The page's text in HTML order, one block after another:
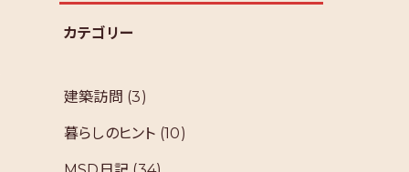
カテゴリー
建築訪問 (3)
暮らしのヒント (10)